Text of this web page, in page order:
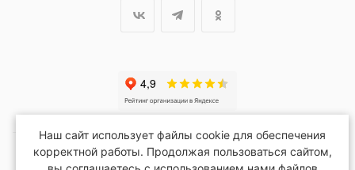
Наш сайт использует файлы cookie для обеспечения
корректной работы. Продолжая пользоваться сайтом,